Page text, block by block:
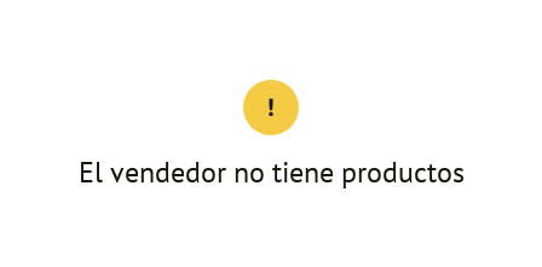
El vendedor no tiene productos